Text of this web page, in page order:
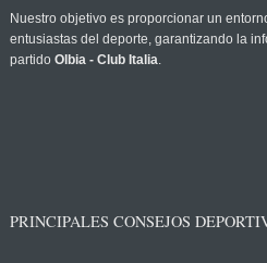
Nuestro objetivo es proporcionar un
entusiastas del deporte, garantizando la
partido Olbia - Club Italia.
PRINCIPALES CONSEJOS